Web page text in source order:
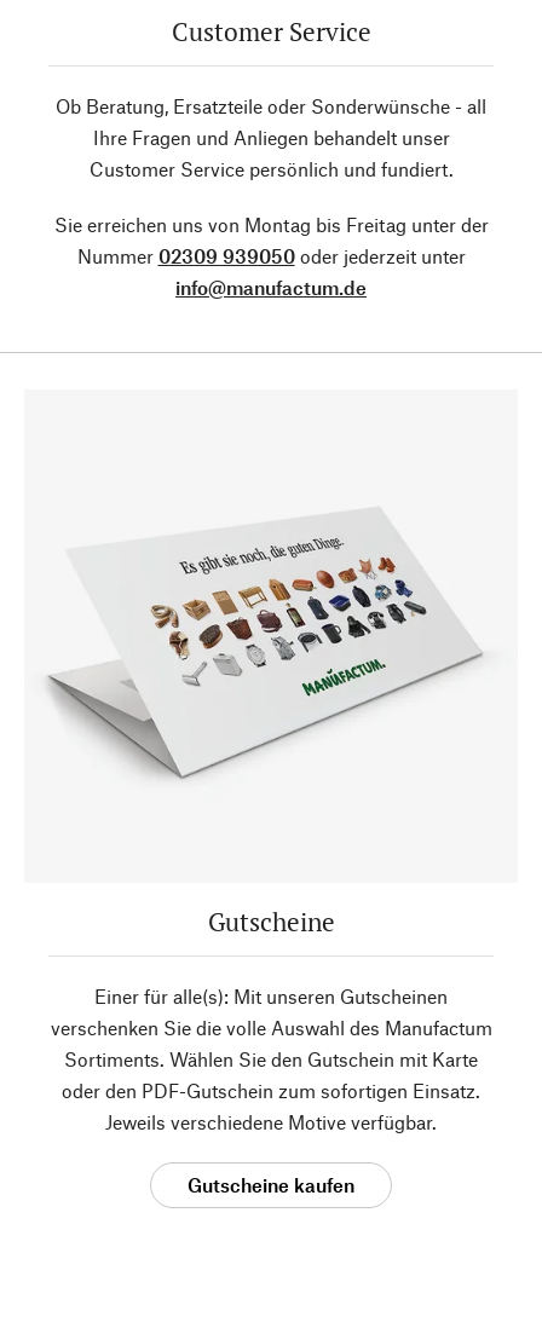
Customer Service
Ob Beratung, Ersatzteile oder Sonderwünsche - all
Ihre Fragen und Anliegen behandelt unser
Customer Service persönlich und fundiert.
Sie erreichen uns von Montag bis Freitag unter der
Nummer 02309 939050oder jederzeit unter
info@manufactum.de
Gutscheine
Einer für alle(s): Mit unseren Gutscheinen
verschenken Sie die volle Auswahl des Manufactum
Sortiments. Wählen Sie den Gutschein mit Karte
oder den PDF-Gutschein zum sofortigen Einsatz.
Jeweils verschiedene Motive verfügbar.
Gutscheine kaufen